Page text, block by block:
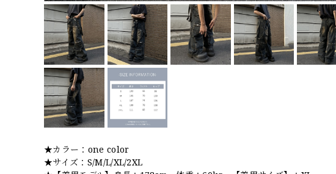
★カラー：one color
★サイズ：S/M/L/XL/2XL